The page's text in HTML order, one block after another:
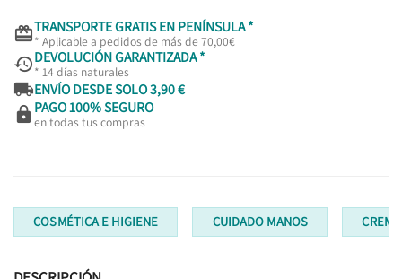
TRANSPORTE GRATIS EN PENÍNSULA *
* Aplicable a pedidos de más de 70,00€
DEVOLUCIÓN GARANTIZADA *
* 14 días naturales
ENVÍO DESDE SOLO 3,90 €
 PAGO 100% SEGURO
en todas tus compras
COSMÉTICA E HIGIENE CUIDADO MANOS